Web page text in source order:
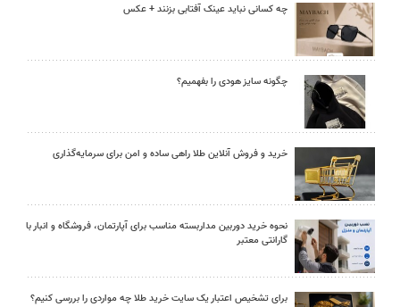
چه کسانی نباید عینک آفتابی بزنند + عکس
چگونه سایز هودی را بفهمیم؟
خرید و فروش آنلاین طلا راهی ساده و امن برای سرمایه‌گذاری
نحوه خرید دوربین مداربسته مناسب برای آپارتمان، فروشگاه و انبار با
گارانتی معتبر
برای تشخیص اعتبار یک سایت خرید طلا چه مواردی را بررسی کنیم؟